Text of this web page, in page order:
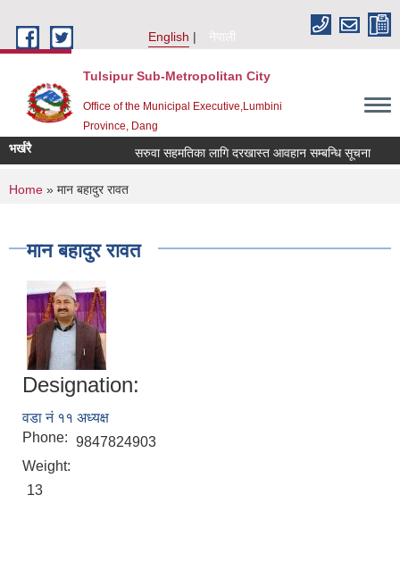
English
नेपाली
Tulsipur Sub-Metropolitan City
Office of the Municipal Executive,Lumbini
Province, Dang
भर्खरै सरुवा सहमतिका लागि दरखास्त आवहान सम्बन्धि सूचना
You are here
Home » मान बहादुर रावत
मान बहादुर रावत
Designation:
वडा नं ११ अध्यक्ष
Phone: 9847824903
Weight:
13